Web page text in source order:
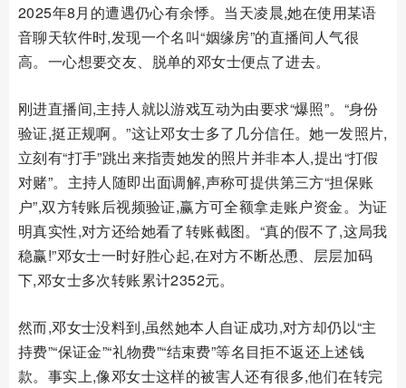
2025年8月的遭遇仍心有余悸。当天凌晨,她在使用某语
音聊天软件时,发现一个名叫“姻缘房”的直播间人气很
高。一心想要交友、脱单的邓女士便点了进去。
刚进直播间,主持人就以游戏互动为由要求“爆照”。“身份
验证,挺正规啊。”这让邓女士多了几分信任。她一发照片,
立刻有“打手”跳出来指责她发的照片并非本人,提出“打假
对赌”。主持人随即出面调解,声称可提供第三方“担保账
户”,双方转账后视频验证,赢方可全额拿走账户资金。为证
明真实性,对方还给她看了转账截图。“真的假不了,这局我
稳赢!”邓女士一时好胜心起,在对方不断怂恿、层层加码
下,邓女士多次转账累计2352元。
然而,邓女士没料到,虽然她本人自证成功,对方却仍以“主
持费”“保证金”“礼物费”“结束费”等名目拒不返还上述钱
款。事实上,像邓女士这样的被害人还有很多,他们在转完